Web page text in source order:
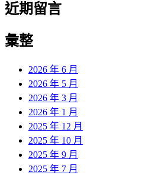
近期留言
彙整
2026 年 6 月
2026 年 5 月
2026 年 3 月
2026 年 1 月
2025 年 12 月
2025 年 10 月
2025 年 9 月
2025 年 7 月